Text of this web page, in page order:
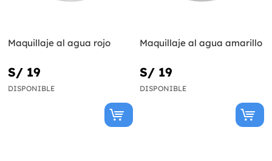
Maquillaje al agua rojo
S/ 19
DISPONIBLE
Maquillaje al agua amarillo
S/ 19
DISPONIBLE